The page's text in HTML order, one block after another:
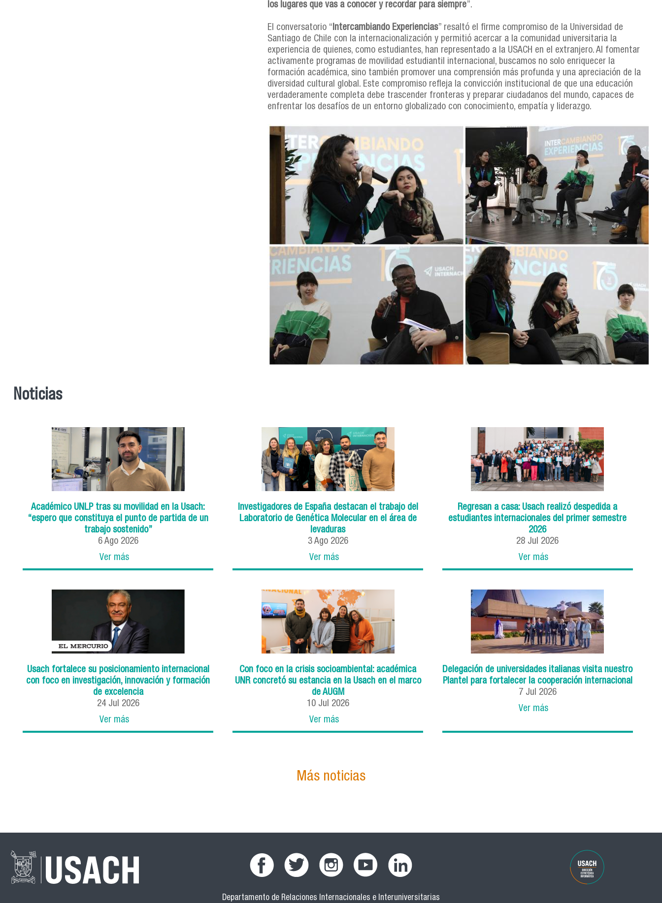
los lugares que vas a conocer y recordar para siempre”.
El conversatorio “Intercambiando Experiencias” resaltó el firme compromiso de la Universidad de
Santiago de Chile con la internacionalización y permitió acercar a la comunidad universitaria la
experiencia de quienes, como estudiantes, han representado a la USACH en el extranjero. Al fomentar
activamente programas de movilidad estudiantil internacional, buscamos no solo enriquecer la
formación académica, sino también promover una comprensión más profunda y una apreciación de la
diversidad cultural global. Este compromiso refleja la convicción institucional de que una educación
verdaderamente completa debe trascender fronteras y preparar ciudadanos del mundo, capaces de
enfrentar los desafíos de un entorno globalizado con conocimiento, empatía y liderazgo.
conversatorio_collage.jpg
Noticias
Académico UNLP tras su movilidad en la Usach:
“espero que constituya el punto de partida de un
trabajo sostenido”
6 Ago 2026
Ver más
Investigadores de España destacan el trabajo del
Laboratorio de Genética Molecular en el área de
levaduras
3 Ago 2026
Ver más
Regresan a casa: Usach realizó despedida a
estudiantes internacionales del primer semestre
2026
28 Jul 2026
Ver más
Usach fortalece su posicionamiento internacional
con foco en investigación, innovación y formación
de excelencia
24 Jul 2026
Ver más
Con foco en la crisis socioambiental: académica
UNR concretó su estancia en la Usach en el marco
de AUGM
10 Jul 2026
Ver más
Delegación de universidades italianas visita nuestro
Plantel para fortalecer la cooperación internacional
7 Jul 2026
Ver más
Más noticias
Departamento de Relaciones Internacionales e Interuniversitarias